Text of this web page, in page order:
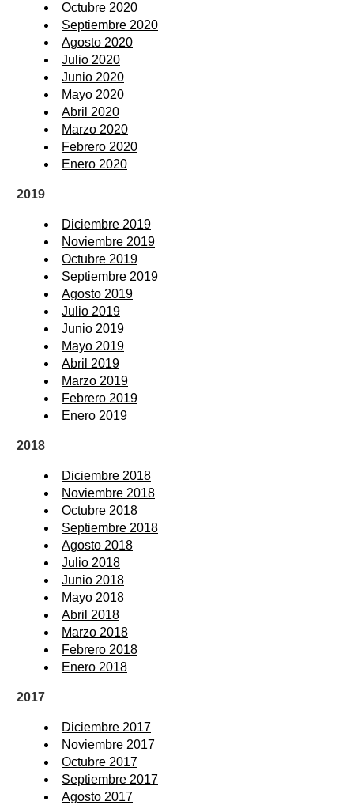
Octubre 2020
Septiembre 2020
Agosto 2020
Julio 2020
Junio 2020
Mayo 2020
Abril 2020
Marzo 2020
Febrero 2020
Enero 2020
2019
Diciembre 2019
Noviembre 2019
Octubre 2019
Septiembre 2019
Agosto 2019
Julio 2019
Junio 2019
Mayo 2019
Abril 2019
Marzo 2019
Febrero 2019
Enero 2019
2018
Diciembre 2018
Noviembre 2018
Octubre 2018
Septiembre 2018
Agosto 2018
Julio 2018
Junio 2018
Mayo 2018
Abril 2018
Marzo 2018
Febrero 2018
Enero 2018
2017
Diciembre 2017
Noviembre 2017
Octubre 2017
Septiembre 2017
Agosto 2017